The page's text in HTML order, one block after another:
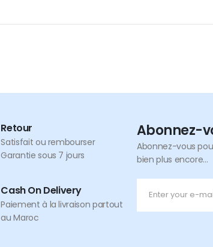
Retour
Satisfait ou rembourser
Garantie sous 7 jours
Cash On Delivery
Paiement à la livraison partout
au Maroc
Abonnez-
Abonnez-vous
bien plus encore...